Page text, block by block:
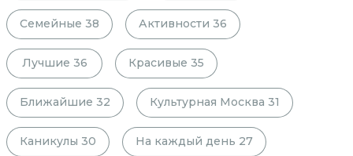
Семейные 38 Активности 36
Лучшие 36 Красивые 35
Ближайшие 32 Культурная Москва 31
Каникулы 30 На каждый день 27